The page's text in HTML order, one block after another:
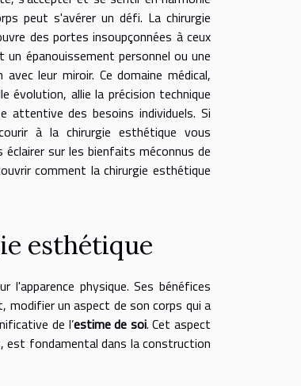
peut s'avérer un défi. La chirurgie
des portes insoupçonnées à ceux
un épanouissement personnel ou une
avec leur miroir. Ce domaine médical,
évolution, allie la précision technique
attentive des besoins individuels. Si
à la chirurgie esthétique vous
sur les bienfaits méconnus de
comment la chirurgie esthétique
esthétique
physique. Ses bénéfices
un aspect de son corps qui a
de l’estime de soi. Cet aspect
est fondamental dans la construction